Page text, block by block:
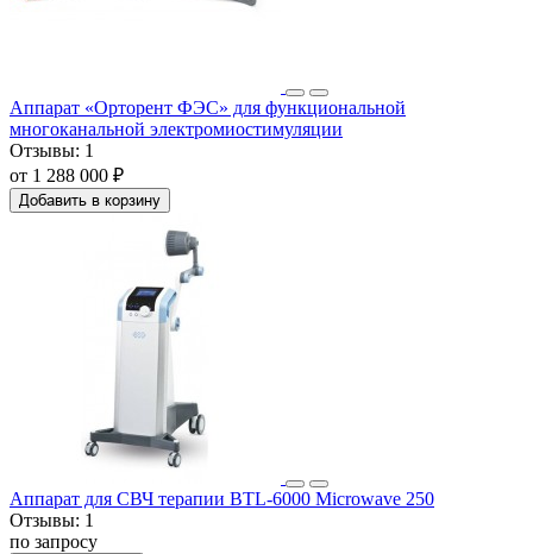
Аппарат «Орторент ФЭС» для функциональной
многоканальной электромиостимуляции
Отзывы: 1
от 1 288 000 ₽
Добавить в корзину
Аппарат для СВЧ терапии BTL-6000 Microwave 250
Отзывы: 1
по запросу